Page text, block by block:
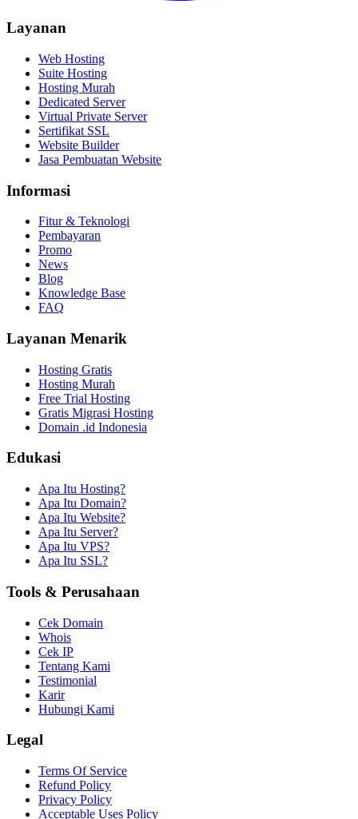
Layanan
Web Hosting
Suite Hosting
Hosting Murah
Dedicated Server
Virtual Private Server
Sertifikat SSL
Website Builder
Jasa Pembuatan Website
Informasi
Fitur & Teknologi
Pembayaran
Promo
News
Blog
Knowledge Base
FAQ
Layanan Menarik
Hosting Gratis
Hosting Murah
Free Trial Hosting
Gratis Migrasi Hosting
Domain .id Indonesia
Edukasi
Apa Itu Hosting?
Apa Itu Domain?
Apa Itu Website?
Apa Itu Server?
Apa Itu VPS?
Apa Itu SSL?
Tools & Perusahaan
Cek Domain
Whois
Cek IP
Tentang Kami
Testimonial
Karir
Hubungi Kami
Legal
Terms Of Service
Refund Policy
Privacy Policy
Acceptable Uses Policy